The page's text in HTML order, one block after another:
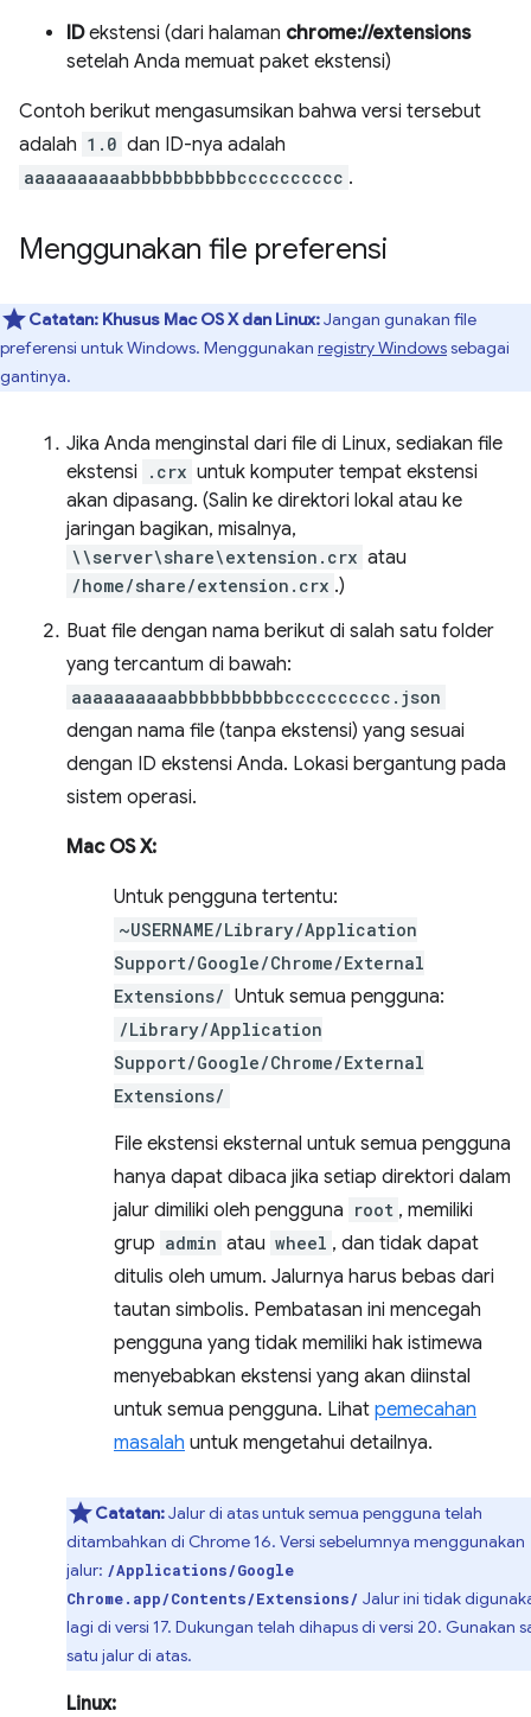
IDekstensi (dari halaman chrome://extensions
setelah Anda memuat paket ekstensi)
Contoh berikut mengasumsikan bahwa versi tersebut
adalah 1.0 dan ID-nya adalah
aaaaaaaaaabbbbbbbbbbcccccccccc .
Menggunakan file preferensi
Catatan: Khusus Mac OS X dan Linux:Jangan gunakan file
preferensi untuk Windows. Menggunakan registry Windowssebagai
gantinya.
Jika Anda menginstal dari file di Linux, sediakan file
ekstensi
.crx untuk komputer tempat ekstensi
akan dipasang. (Salin ke direktori lokal atau ke
jaringan bagikan, misalnya,
\\server\share\extension.crx atau
/home/share/extension.crx .)
Buat file dengan nama berikut di salah satu folder
yang tercantum di bawah:
aaaaaaaaaabbbbbbbbbbcccccccccc.json
dengan nama file (tanpa ekstensi) yang sesuai
dengan ID ekstensi Anda. Lokasi bergantung pada
sistem operasi.
Mac OS X:
Untuk pengguna tertentu:
~USERNAME/Library/Application
Support/Google/Chrome/External
Extensions/ Untuk semua pengguna:
/Library/Application
Support/Google/Chrome/External
Extensions/
File ekstensi eksternal untuk semua pengguna
hanya dapat dibaca jika setiap direktori dalam
jalur dimiliki oleh pengguna root , memiliki
grup admin atau wheel , dan tidak dapat
ditulis oleh umum. Jalurnya harus bebas dari
tautan simbolis. Pembatasan ini mencegah
pengguna yang tidak memiliki hak istimewa
menyebabkan ekstensi yang akan diinstal
untuk semua pengguna. Lihat pemecahan
masalah untuk mengetahui detailnya.
Catatan:Jalur di atas untuk semua pengguna telah
ditambahkan di Chrome 16. Versi sebelumnya menggunakan
jalur: /Applications/Google
Chrome.app/Contents/Extensions/ Jalur ini tidak
lagi di versi 17. Dukungan telah dihapus di versi 20. Gunakan
satu jalur di atas.
Linux: